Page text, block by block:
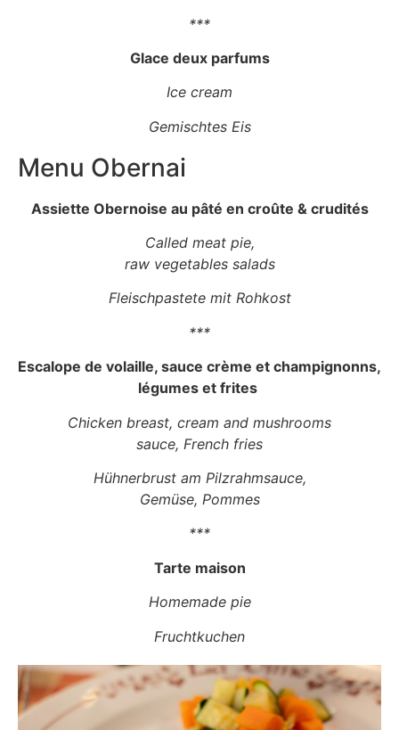
***
Glace deux parfums
Ice cream
Gemischtes Eis
Menu Obernai
Assiette Obernoise au pâté en croûte & crudités
Called meat pie,
raw vegetables salads
Fleischpastete mit Rohkost
***
Escalope de volaille, sauce crème et champignonns,
légumes et frites
Chicken breast, cream and mushrooms
sauce, French fries
Hühnerbrust am Pilzrahmsauce,
Gemüse, Pommes
***
Tarte maison
Homemade pie
Fruchtkuchen